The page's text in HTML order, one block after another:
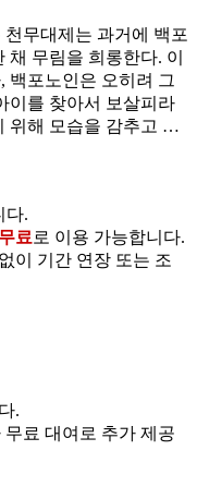
무대제는 과거에 백포
무림을 희롱한다. 이
백포노인은 오히려 그
이를 찾아서 보살피라
위해 모습을 감추고 …
다.
료 로 이용 가능합니다.
이 기간 연장 또는 조
.
료 대여로 추가 제공